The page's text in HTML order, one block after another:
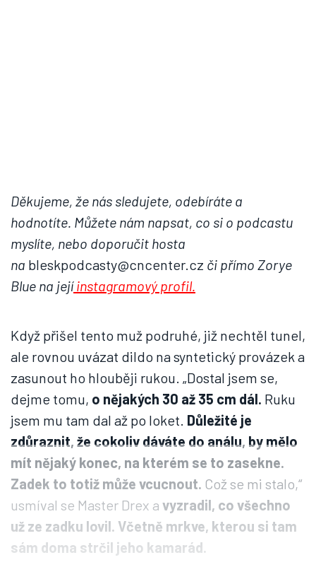
Děkujeme, že nás sledujete, odebíráte a
hodnotíte. Můžete nám napsat, co si o podcastu
myslíte, nebo doporučit hosta
na bleskpodcasty@cncenter.cz či přímo Zorye
Blue na jejíinstagramový profil.
Když přišel tento muž podruhé, již nechtěl tunel,
ale rovnou uvázat dildo na syntetický provázek a
zasunout ho hlouběji rukou. „Dostal jsem se,
dejme tomu, o nějakých 30 až 35 cm dál. Ruku
jsem mu tam dal až po loket. Důležité je
zdůraznit, že cokoliv dáváte do análu, by mělo
mít nějaký konec, na kterém se to zasekne.
Zadek to totiž může vcucnout. Což se mi stalo,“
usmíval se Master Drex a vyzradil, co všechno
už ze zadku lovil. Včetně mrkve, kterou si tam
sám doma strčil jeho kamarád.